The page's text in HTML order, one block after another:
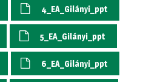
4_EA_Gilányi_ppt
5_EA_Gilányi_ppt
6_EA_Gilányi_ppt